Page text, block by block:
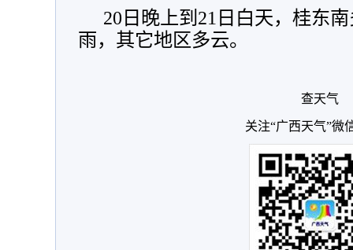
20日晚上到21日白天，桂东
雨，其它地区多云。
查天气
关注“广西天气”微